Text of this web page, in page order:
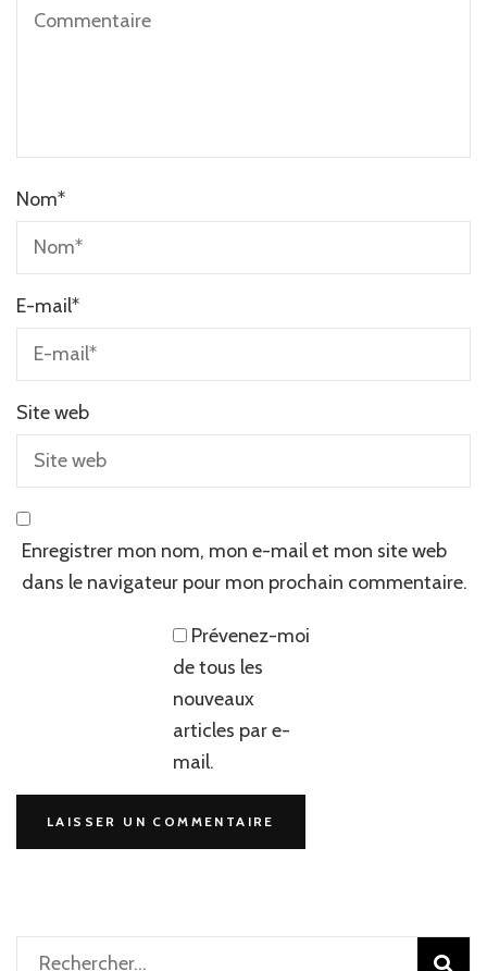
Nom*
E-mail*
Site web
Enregistrer mon nom, mon e-mail et mon site web
dans le navigateur pour mon prochain commentaire.
Prévenez-moi
de tous les
nouveaux
articles par e-
mail.
Rechercher :